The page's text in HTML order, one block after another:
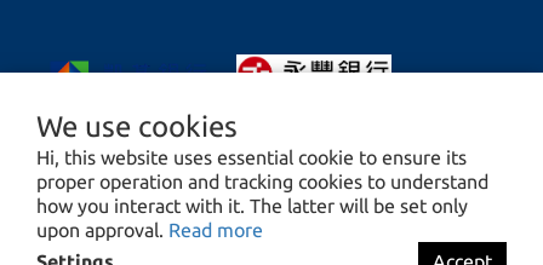
We use cookies
Hi, this website uses essential cookie to ensure its
proper operation and tracking cookies to understand
how you interact with it. The latter will be set only
upon approval. Read more